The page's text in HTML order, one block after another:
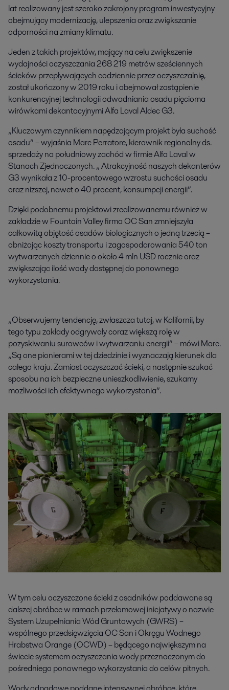
lat realizowany jest szeroko zakrojony program inwestycyjny
obejmujący modernizację, ulepszenia oraz zwiększanie
odporności na zmiany klimatu.
Jeden z takich projektów, mający na celu zwiększenie
wydajności oczyszczania 268 219 metrów sześciennych
ścieków przepływających codziennie przez oczyszczalnię,
został ukończony w 2019 roku i obejmował zastąpienie
konkurencyjnej technologii odwadniania osadu pięcioma
wirówkami dekantacyjnymi Alfa Laval Aldec G3.
„Kluczowym czynnikiem napędzającym projekt była suchość
osadu” – wyjaśnia Marc Perratore, kierownik regionalny ds.
sprzedaży na południowy zachód w firmie Alfa Laval w
Stanach Zjednoczonych. „ Atrakcyjność naszych dekanterów
G3 wynikała z 10-procentowego wzrostu suchości osadu
oraz niższej, nawet o 40 procent, konsumpcji energii”.
Dzięki podobnemu projektowi zrealizowanemu również w
zakładzie w Fountain Valley firma OC San zmniejszyła
całkowitą objętość osadów biologicznych o jedną trzecią –
obniżając koszty transportu i zagospodarowania 540 ton
wytwarzanych dziennie o około 4 mln USD rocznie oraz
zwiększając ilość wody dostępnej do ponownego
wykorzystania.
„Obserwujemy tendencję, zwłaszcza tutaj, w Kalifornii, by
tego typu zakłady odgrywały coraz większą rolę w
pozyskiwaniu surowców i wytwarzaniu energii” – mówi Marc.
„Są one pionierami w tej dziedzinie i wyznaczają kierunek dla
całego kraju. Zamiast oczyszczać ścieki, a następnie szukać
sposobu na ich bezpieczne unieszkodliwienie, szukamy
możliwości ich efektywnego wykorzystania”.
W tym celu oczyszczone ścieki z osadników poddawane są
dalszej obróbce w ramach przełomowej inicjatywy o nazwie
System Uzupełniania Wód Gruntowych (GWRS) –
wspólnego przedsięwzięcia OC San i Okręgu Wodnego
Hrabstwa Orange (OCWD) – będącego największym na
świecie systemem oczyszczania wody przeznaczonym do
pośredniego ponownego wykorzystania do celów pitnych.